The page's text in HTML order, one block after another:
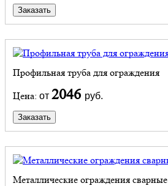
Заказать
Профильная труба для ограждения
Цена: от 2046 руб.
Заказать
Металлические ограждения сварные